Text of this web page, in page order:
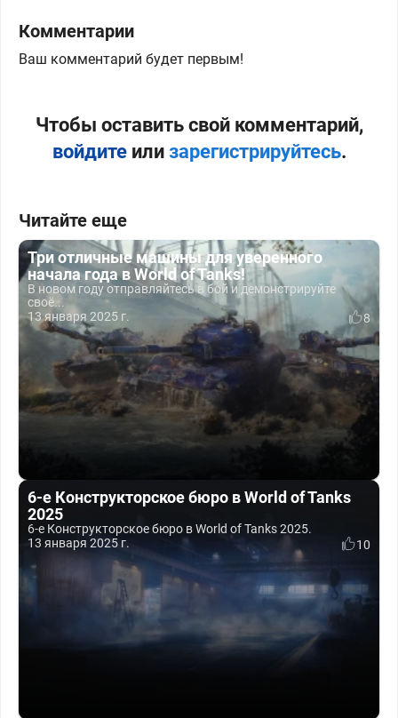
Комментарии
Ваш комментарий будет первым!
Чтобы оставить свой комментарий,
войдитеили зарегистрируйтесь.
Читайте еще
Три отличные машины для уверенного
начала года в World of Tanks!
В новом году отправляйтесь в бой и демонстрируйте
своё...
13 января 2025 г.
8
6-е Конструкторское бюро в World of Tanks
2025
6-е Конструкторское бюро в World of Tanks 2025.
13 января 2025 г.
10